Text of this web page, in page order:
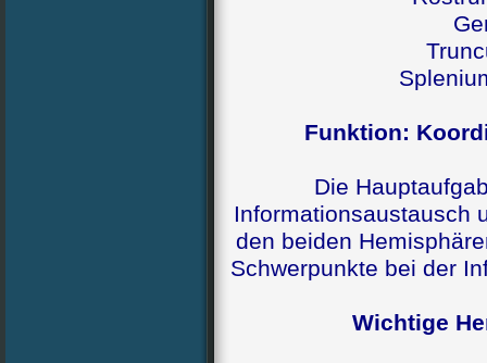
Funktion:
Die
Informationsaustausch
den beiden
Schwerpunkte bei der
Wichtige